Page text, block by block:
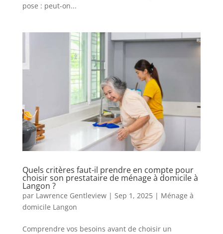
pose : peut-on...
Quels critères faut-il prendre en compte pour
choisir son prestataire de ménage à domicile à
Langon ?
par Lawrence Gentleview| Sep 1, 2025| Ménage à
domicile Langon
Comprendre vos besoins avant de choisir un